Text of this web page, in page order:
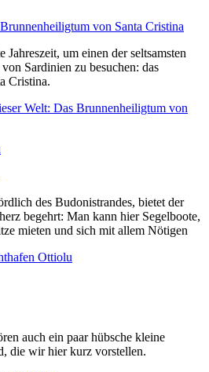
von Santa Cristina
um einen der seltsamsten
Sardinien zu besuchen: das
Cristina.
Welt: Das Brunnenheiligtum von
des Budonistrandes, bietet der
begehrt: Man kann hier Segelboote,
mieten und sich mit allem Nötigen
Ottiolu
auch ein paar hübsche kleine
die wir hier kurz vorstellen.